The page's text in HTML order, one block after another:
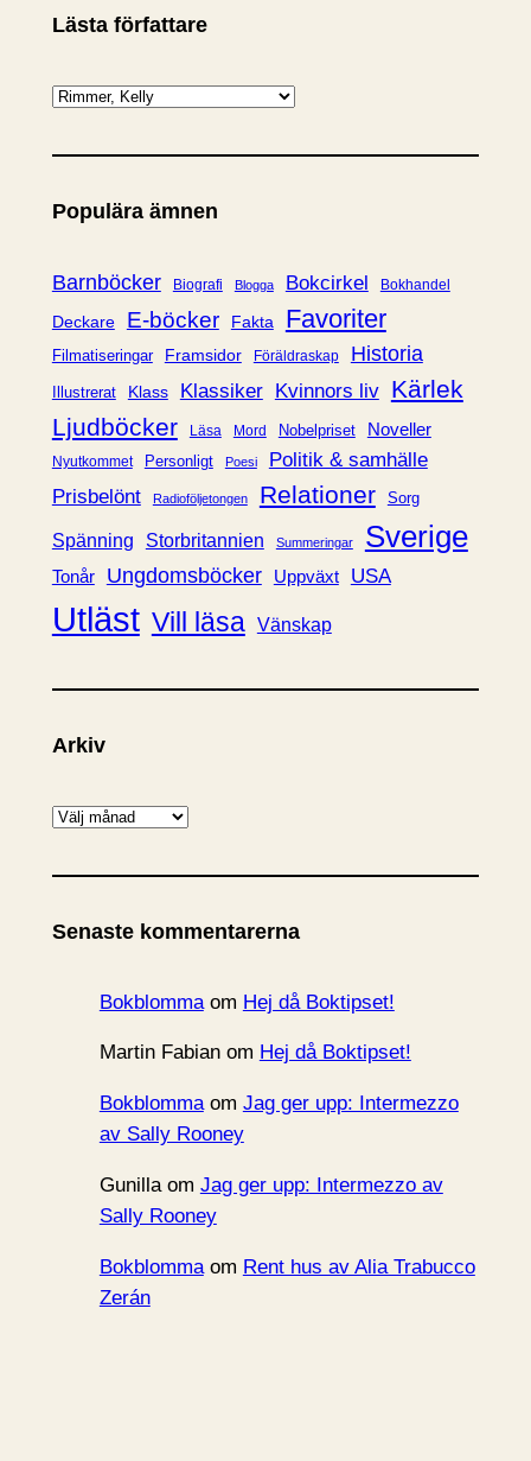
Lästa författare
K
t
g
r
Populära ämnen
Barnböcker Biografi Blogga Bokcirkel Bokhandel
Deckare E-böcker Fakta Favoriter
Filmatiseringar Framsidor Föräldraskap Historia
Illustrerat Klass Klassiker Kvinnors liv Kärlek
Ljudböcker
Läsa Mord Nobelpriset Noveller
Nyutkommet Personligt Poesi
Politik & samhälle
Prisbelönt
Radioföljetongen Relationer Sorg
Spänning Storbritannien Summeringar Sverige
Tonår Ungdomsböcker Uppväxt USA
Utläst Vill läsa Vänskap
Arkiv
A
k
v
Senaste kommentarerna
Bokblommaom Hej då Boktipset!
Martin Fabianom Hej då Boktipset!
Bokblommaom Jag ger upp: Intermezzo
av Sally Rooney
Gunillaom Jag ger upp: Intermezzo av
Sally Rooney
Bokblommaom Rent hus av Alia Trabucco
Zerán